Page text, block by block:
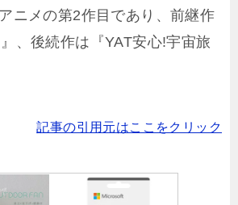
ニメの第2作目であり、前継作
、後続作は『YAT安心!宇宙旅
記事の引用元はここをクリック